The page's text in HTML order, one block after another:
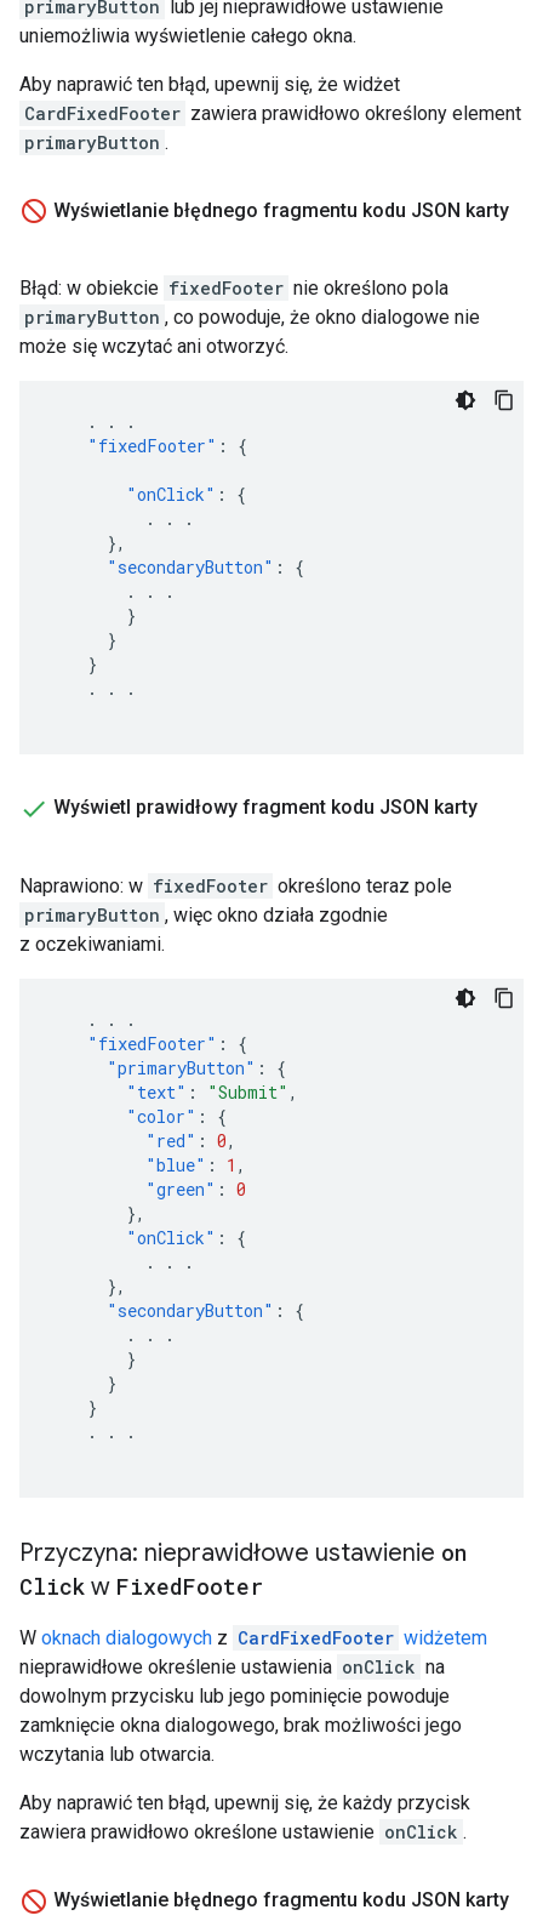
primaryButton
lub jej nieprawidłowe ustawienie
uniemożliwia wyświetlenie całego okna.
Aby naprawić ten błąd, upewnij się, że widżet
CardFixedFooter zawiera prawidłowo określony element
primaryButton .
Wyświetlanie błędnego fragmentu kodu JSON karty
Błąd: w obiekcie fixedFooter nie określono pola
primaryButton , co powoduje, że okno dialogowe nie
może się wczytać ani otworzyć.
. .
.
"fixedFooter" : {
"onClick" :
{
.
.
.
},
"secondaryButton" :
{
.
.
.
}
}
}
.
. .
Wyświetl prawidłowy fragment kodu JSON karty
Naprawiono: w fixedFooter określono teraz pole
primaryButton , więc okno działa zgodnie
z oczekiwaniami.
. .
.
"fixedFooter" :
{
"primaryButton" :
{
"text" : "Submit" ,
"color" :
{
"red" : 0,
"blue" : 1 ,
"green" : 0
},
"onClick" :
{
.
.
.
},
"secondaryButton" :
{
.
.
.
}
}
}
.
. .
Przyczyna: nieprawidłowe ustawienie on
Click w FixedFooter
W oknach dialogowych z CardFixedFooter widżetem
nieprawidłowe określenie ustawienia onClick na
dowolnym przycisku lub jego pominięcie powoduje
zamknięcie okna dialogowego, brak możliwości jego
wczytania lub otwarcia.
Aby naprawić ten błąd, upewnij się, że każdy przycisk
zawiera prawidłowo określone ustawienie onClick .
Wyświetlanie błędnego fragmentu kodu JSON karty